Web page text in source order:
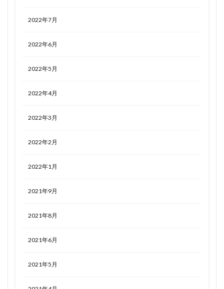
2022年7月
2022年6月
2022年5月
2022年4月
2022年3月
2022年2月
2022年1月
2021年9月
2021年8月
2021年6月
2021年5月